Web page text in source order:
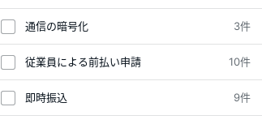
通信の暗号化 3件
従業員による前払い申請 10件
即時振込 9件